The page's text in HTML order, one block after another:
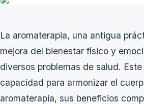
La aromaterapia, una antigua
mejora del bienestar físico y
diversos problemas de salud.
capacidad para armonizar el
aromaterapia, sus beneficios